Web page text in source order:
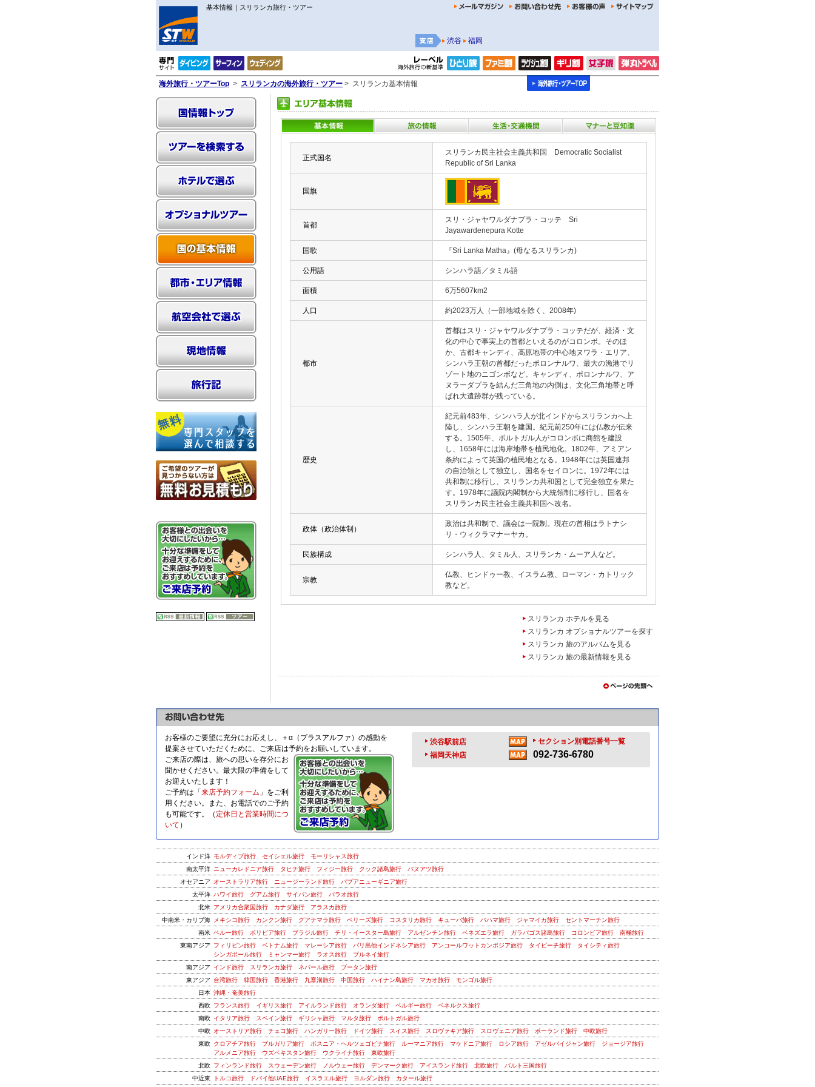
基本情報｜スリランカ旅行・ツアー
渋谷 福岡
海外旅行・ツアーTop > スリランカの海外旅行・ツアー > スリランカ基本情報
正式国名
スリランカ民主社会主義共和国 Democratic Socialist
Republic of Sri Lanka
国旗
首都
スリ・ジャヤワルダナプラ・コッテ Sri
Jayawardenepura Kotte
国歌 『Sri Lanka Matha』(母なるスリランカ)
公用語 シンハラ語／タミル語
面積 6万5607km2
人口 約2023万人（一部地域を除く、2008年)
都市
首都はスリ・ジャヤワルダナプラ・コッテだが、経済・文
化の中心で事実上の首都といえるのがコロンボ。そのほ
か、古都キャンディ、高原地帯の中心地ヌワラ・エリア、
シンハラ王朝の首都だったポロンナルワ、最大の漁港でリ
ゾート地のニゴンボなど。キャンディ、ポロンナルワ、ア
ヌラーダプラを結んだ三角地の内側は、文化三角地帯と呼
ばれ大遺跡群が残っている。
歴史
紀元前483年、シンハラ人が北インドからスリランカへ上
陸し、シンハラ王朝を建国。紀元前250年には仏教が伝来
する。1505年、ポルトガル人がコロンボに商館を建設
し、1658年には海岸地帯を植民地化。1802年、アミアン
条約によって英国の植民地となる。1948年には英国連邦
の自治領として独立し、国名をセイロンに。1972年には
共和制に移行し、スリランカ共和国として完全独立を果た
す。1978年に議院内閣制から大統領制に移行し、国名を
スリランカ民主社会主義共和国へ改名。
政体（政治体制）
政治は共和制で、議会は一院制。現在の首相はラトナシ
リ・ウィクラマナーヤカ。
民族構成 シンハラ人、タミル人、スリランカ・ムーア人など。
宗教
仏教、ヒンドゥー教、イスラム教、ローマン・カトリック
教など。
スリランカ ホテルを見る
スリランカ オプショナルツアーを探す
スリランカ 旅のアルバムを見る
スリランカ 旅の最新情報を見る
お客様のご要望に充分にお応えし、＋α（プラスアルファ）の感動を
提案させていただくために、ご来店は予約をお願いしています。
ご来店の際は、旅への思いを存分にお
聞かせください。最大限の準備をして
お迎えいたします！
ご予約は「 来店予約フォーム 」をご利
用ください。また、お電話でのご予約
も可能です。（ 定休日と営業時間につ
いて ）
渋谷駅前店
セクション別電話番号一覧
福岡天神店
092-736-6780
インド洋 モルディブ旅行 セイシェル旅行
モーリシャス旅行
南太平洋
ニューカレドニア旅行 タヒチ旅行 フィジー旅行 クック諸島旅行
バヌアツ旅行
オセアニア
オーストラリア旅行 ニュージーランド旅行
パプアニューギニア旅行
太平洋 ハワイ旅行 グアム旅行 サイパン旅行
パラオ旅行
北米 アメリカ合衆国旅行 カナダ旅行
アラスカ旅行
中南米・カリブ海
メキシコ旅行 カンクン旅行 グアテマラ旅行 ベリーズ旅行 コスタリカ旅行 キューバ旅行 バハマ旅行 ジャマイカ旅行
セントマーチン旅行
南米 ペルー旅行 ボリビア旅行 ブラジル旅行 チリ・イースター島旅行 アルゼンチン旅行 ベネズエラ旅行 ガラパゴス諸島旅行 コロンビア旅行
南極旅行
東南アジア
フィリピン旅行 ベトナム旅行 マレーシア旅行 バリ島他インドネシア旅行 アンコールワットカンボジア旅行 タイビーチ旅行
タイシティ旅行
シンガポール旅行
ミャンマー旅行 ラオス旅行
ブルネイ旅行
南アジア
インド旅行 スリランカ旅行 ネパール旅行
ブータン旅行
東アジア
台湾旅行 韓国旅行 香港旅行 九寨溝旅行 中国旅行 ハイナン島旅行 マカオ旅行
モンゴル旅行
日本 沖縄・奄美旅行
西欧
フランス旅行 イギリス旅行 アイルランド旅行 オランダ旅行 ベルギー旅行
ベネルクス旅行
南欧
イタリア旅行 スペイン旅行 ギリシャ旅行 マルタ旅行
ポルトガル旅行
中欧
オーストリア旅行 チェコ旅行 ハンガリー旅行 ドイツ旅行 スイス旅行 スロヴァキア旅行 スロヴェニア旅行 ポーランド旅行
中欧旅行
東欧
クロアチア旅行 ブルガリア旅行 ボスニア・ヘルツェゴビナ旅行 ルーマニア旅行 マケドニア旅行 ロシア旅行 アゼルバイジャン旅行
ジョージア旅行
アルメニア旅行
ウズベキスタン旅行 ウクライナ旅行
東欧旅行
北欧
フィンランド旅行 スウェーデン旅行 ノルウェー旅行 デンマーク旅行 アイスランド旅行 北欧旅行
バルト三国旅行
中近東
トルコ旅行 ドバイ他UAE旅行 イスラエル旅行 ヨルダン旅行 カタール旅行